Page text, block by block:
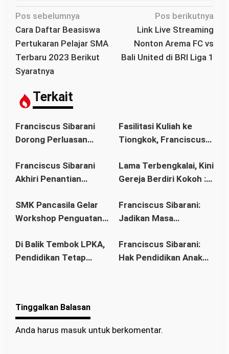
N
a
v
i
g
s
p
o
Pos sebelumnya
Cara Daftar Beasiswa
Pertukaran Pelajar SMA
Terbaru 2023 Berikut
Syaratnya
Pos berikutnya
Link Live Streaming
Nonton Arema FC vs
Bali United di BRI Liga 1
Terkait
Franciscus Sibarani
Dorong Perluasan
sebagai Upaya Cegah
Pernikahan Dini di
Fasilitasi Kuliah ke
Tiongkok, Franciscus
Tua Dukung Pendidikan
Anak
Franciscus Sibarani
Akhiri Penantian
Bawat Keuskupan
Agung Pontianak,
Berdiri
Lama Terbengkalai, Kini
Gereja Berdiri Kokoh :
Wujudkan Politik
Bonum Commune di
Pahonk LANDAK
SMK Pancasila Gelar
Workshop Penguatan
Standar Nasional
Pendidikan
Franciscus Sibarani:
Jadikan Masa
Titik Balik Menata
Masa Depan
Di Balik Tembok LPKA,
Pendidikan Tetap
dan C
Franciscus Sibarani:
Hak Pendidikan Anak
Tinggalkan Balasan
Anda harus masuk untuk berkomentar.